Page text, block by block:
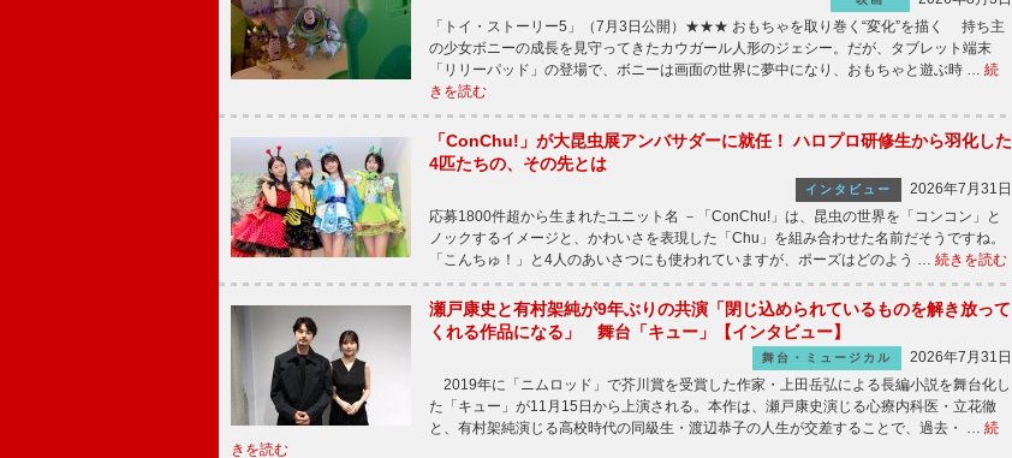
「トイ・ストーリー5」（7月3日公開）★★★ おもちゃを取り巻く“変化”を描く 持ち主
の少女ボニーの成長を見守ってきたカウガール人形のジェシー。だが、タブレット端末
「リリーパッド」の登場で、ボニーは画面の世界に夢中になり、おもちゃと遊ぶ時 … 続
きを読む
「ConChu!」が大昆虫展アンバサダーに就任！ ハロプロ研修生から羽化した
4匹たちの、その先とは
インタビュー
2026年7月31日
応募1800件超から生まれたユニット名 －「ConChu!」は、昆虫の世界を「コンコン」と
ノックするイメージと、かわいさを表現した「Chu」を組み合わせた名前だそうですね。
「こんちゅ！」と4人のあいさつにも使われていますが、ポーズはどのよう … 続きを読む
瀬戸康史と有村架純が9年ぶりの共演「閉じ込められているものを解き放って
くれる作品になる」 舞台「キュー」【インタビュー】
舞台・ミュージカル
2026年7月31日
2019年に「ニムロッド」で芥川賞を受賞した作家・上田岳弘による長編小説を舞台化し
た「キュー」が11月15日から上演される。本作は、瀬戸康史演じる心療内科医・立花徹
と、有村架純演じる高校時代の同級生・渡辺恭子の人生が交差することで、過去・ … 続
きを読む